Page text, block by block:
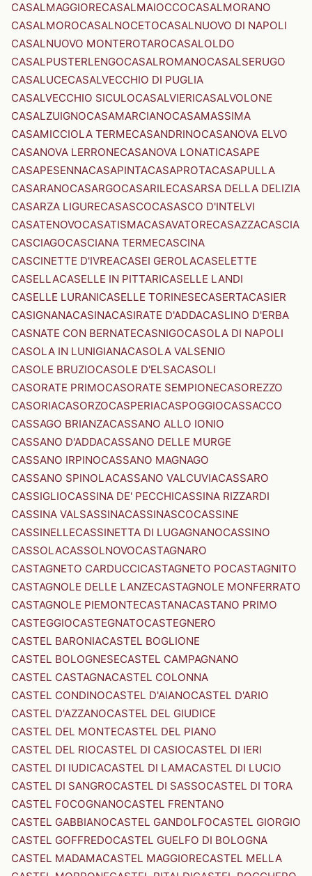
CASALMAGGIORECASALMAIOCCOCASALMORANO
CASALMOROCASALNOCETOCASALNUOVO DI NAPOLI
CASALNUOVO MONTEROTAROCASALOLDO
CASALPUSTERLENGOCASALROMANOCASALSERUGO
CASALUCECASALVECCHIO DI PUGLIA
CASALVECCHIO SICULOCASALVIERICASALVOLONE
CASALZUIGNOCASAMARCIANOCASAMASSIMA
CASAMICCIOLA TERMECASANDRINOCASANOVA ELVO
CASANOVA LERRONECASANOVA LONATICASAPE
CASAPESENNACASAPINTACASAPROTACASAPULLA
CASARANOCASARGOCASARILECASARSA DELLA DELIZIA
CASARZA LIGURECASASCOCASASCO D'INTELVI
CASATENOVOCASATISMACASAVATORECASAZZACASCIA
CASCIAGOCASCIANA TERMECASCINA
CASCINETTE D'IVREACASEI GEROLACASELETTE
CASELLACASELLE IN PITTARICASELLE LANDI
CASELLE LURANICASELLE TORINESECASERTACASIER
CASIGNANACASINACASIRATE D'ADDACASLINO D'ERBA
CASNATE CON BERNATECASNIGOCASOLA DI NAPOLI
CASOLA IN LUNIGIANACASOLA VALSENIO
CASOLE BRUZIOCASOLE D'ELSACASOLI
CASORATE PRIMOCASORATE SEMPIONECASOREZZO
CASORIACASORZOCASPERIACASPOGGIOCASSACCO
CASSAGO BRIANZACASSANO ALLO IONIO
CASSANO D'ADDACASSANO DELLE MURGE
CASSANO IRPINOCASSANO MAGNAGO
CASSANO SPINOLACASSANO VALCUVIACASSARO
CASSIGLIOCASSINA DE' PECCHICASSINA RIZZARDI
CASSINA VALSASSINACASSINASCOCASSINE
CASSINELLECASSINETTA DI LUGAGNANOCASSINO
CASSOLACASSOLNOVOCASTAGNARO
CASTAGNETO CARDUCCICASTAGNETO POCASTAGNITO
CASTAGNOLE DELLE LANZECASTAGNOLE MONFERRATO
CASTAGNOLE PIEMONTECASTANACASTANO PRIMO
CASTEGGIOCASTEGNATOCASTEGNERO
CASTEL BARONIACASTEL BOGLIONE
CASTEL BOLOGNESECASTEL CAMPAGNANO
CASTEL CASTAGNACASTEL COLONNA
CASTEL CONDINOCASTEL D'AIANOCASTEL D'ARIO
CASTEL D'AZZANOCASTEL DEL GIUDICE
CASTEL DEL MONTECASTEL DEL PIANO
CASTEL DEL RIOCASTEL DI CASIOCASTEL DI IERI
CASTEL DI IUDICACASTEL DI LAMACASTEL DI LUCIO
CASTEL DI SANGROCASTEL DI SASSOCASTEL DI TORA
CASTEL FOCOGNANOCASTEL FRENTANO
CASTEL GABBIANOCASTEL GANDOLFOCASTEL GIORGIO
CASTEL GOFFREDOCASTEL GUELFO DI BOLOGNA
CASTEL MADAMACASTEL MAGGIORECASTEL MELLA